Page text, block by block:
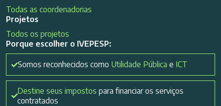
Todas as coordenadorias
Projetos
Todos os projetos
Porque escolher o IVEPESP:
Somos reconhecidos como Utilidade Pública e ICT
Destine seus impostos para financiar os serviços
contratados